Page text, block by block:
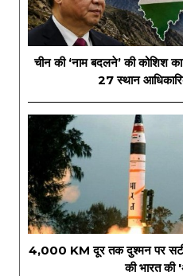
चीन की ‘नाम बदलने’ की कोशिश
27 स्थान
4,000 KM दूर तक दुश्मन पर
की भारत की